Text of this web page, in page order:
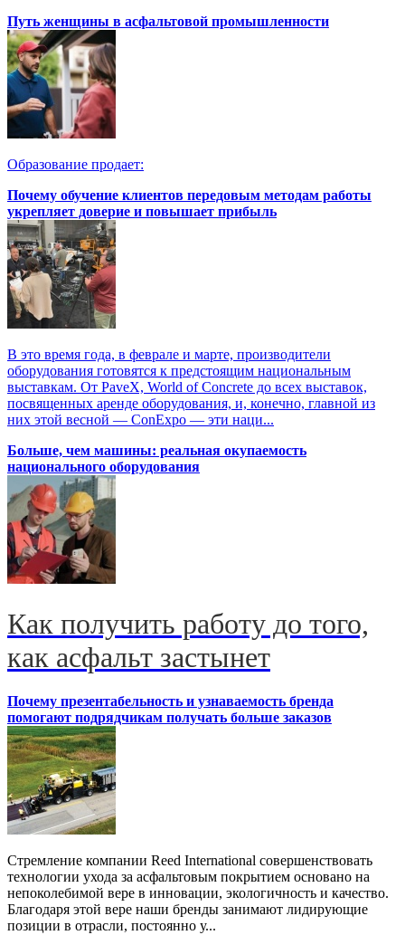
Путь женщины в асфальтовой промышленности
Образование продает:
Почему обучение клиентов передовым методам работы
укрепляет доверие и повышает прибыль
В это время года, в феврале и марте, производители
оборудования готовятся к предстоящим национальным
выставкам. От PaveX, World of Concrete до всех выставок,
посвященных аренде оборудования, и, конечно, главной из
них этой весной — ConExpo — эти наци...
Больше, чем машины: реальная окупаемость
национального оборудования
Как получить работу до того,
как асфальт застынет
Почему презентабельность и узнаваемость бренда
помогают подрядчикам получать больше заказов
Стремление компании Reed International совершенствовать
технологии ухода за асфальтовым покрытием основано на
непоколебимой вере в инновации, экологичность и качество.
Благодаря этой вере наши бренды занимают лидирующие
позиции в отрасли, постоянно у...